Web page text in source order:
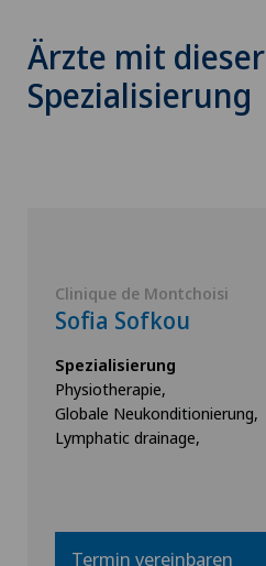
Ärzte mit dieser
Spezialisierung
Clinique de Montchoisi
Sofia Sofkou
Spezialisierung
Physiotherapie,
Globale Neukonditionierung,
Lymphatic drainage,
Termin vereinbaren